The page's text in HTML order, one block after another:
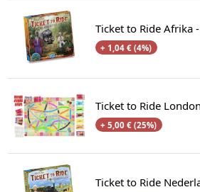
Ticket to Ride Afrika
+ 1,04 € (4%)
Ticket to Ride London
+ 5,00 € (25%)
Ticket to Ride